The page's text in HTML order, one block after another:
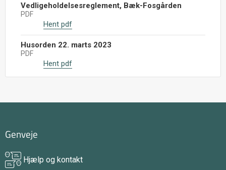
Vedligeholdelsesreglement, Bæk-Fosgården
PDF
Hent pdf
Husorden 22. marts 2023
PDF
Hent pdf
Genveje
Hjælp og kontakt